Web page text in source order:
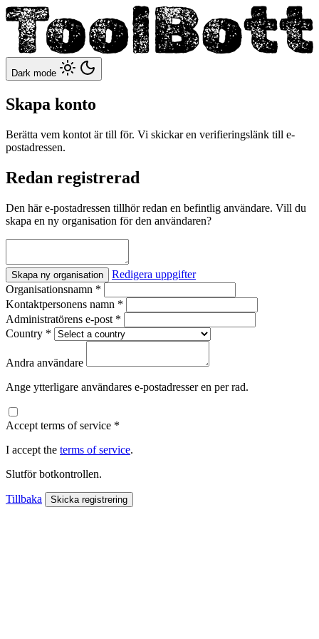
Dark mode
Skapa konto
Berätta vem kontot är till för. Vi skickar en verifieringslänk till e-
postadressen.
Redan registrerad
Den här e-postadressen tillhör redan en befintlig användare. Vill du
skapa en ny organisation för den användaren?
Skapa ny organisation
Redigera uppgifter
Organisationsnamn *
Kontaktpersonens namn *
Administratörens e-post *
Country *
Andra användare
Ange ytterligare användares e-postadresser en per rad.
Accept terms of service *
I accept the terms of service.
Slutför botkontrollen.
Tillbaka Skicka registrering